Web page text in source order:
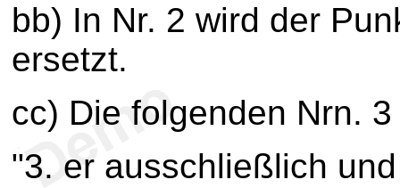
bb) In Nr. 2 wird der
ersetzt.
cc) Die folgenden Nrn.
"3. er ausschließlich